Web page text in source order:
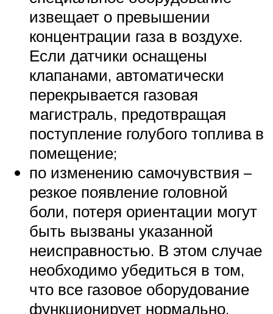
извещает о превышении
концентрации газа в воздухе.
Если датчики оснащены
клапанами, автоматически
перекрывается газовая
магистраль, предотвращая
поступление голубого топлива в
помещение;
по изменению самочувствия –
резкое появление головной
боли, потеря ориентации могут
быть вызваны указанной
неисправностью. В этом случае
необходимо убедиться в том,
что все газовое оборудование
функционирует нормально,